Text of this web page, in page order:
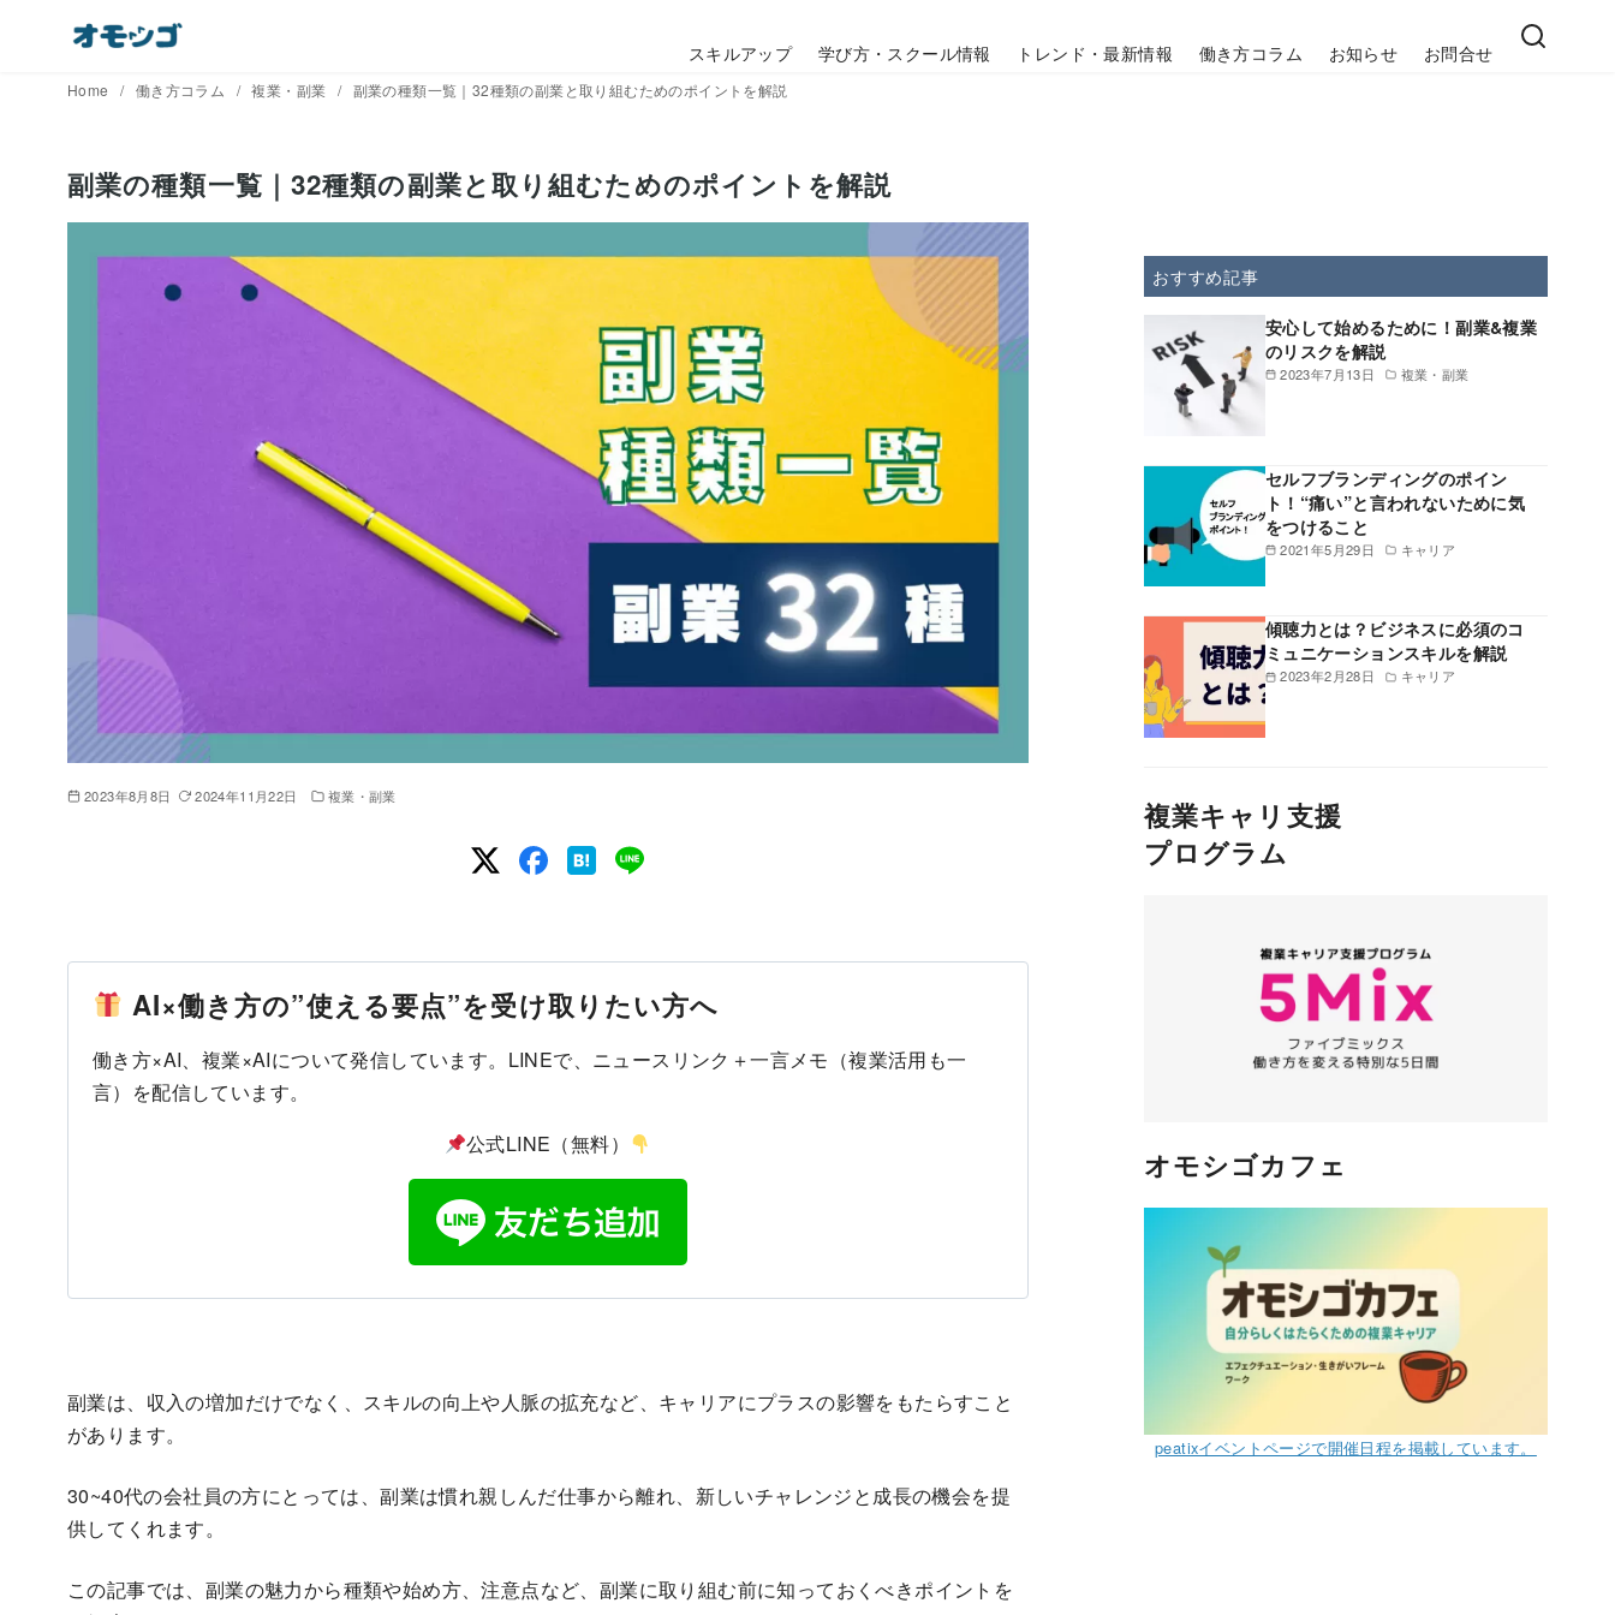
スキルアップ 学び方・スクール情報 トレンド・最新情報 働き方コラム お知らせ お問合せ
Home 働き方コラム 複業・副業 副業の種類一覧｜32種類の副業と取り組むためのポイントを解説
副業の種類一覧｜32種類の副業と取り組むためのポイントを解説
2023年8月8日 2024年11月22日 複業・副業
AI×働き方の”使える要点”を受け取りたい方へ
働き方×AI、複業×AIについて発信しています。LINEで、ニュースリンク＋一言メモ（複業活用も一
言）を配信しています。
公式LINE（無料）
副業は、収入の増加だけでなく、スキルの向上や人脈の拡充など、キャリアにプラスの影響をもたらすこと
があります。
30~40代の会社員の方にとっては、副業は慣れ親しんだ仕事から離れ、新しいチャレンジと成長の機会を提
供してくれます。
この記事では、副業の魅力から種類や始め方、注意点など、副業に取り組む前に知っておくべきポイントを
おすすめ記事
2023年7月13日 複業・副業
安心して始めるために！副業&複業
のリスクを解説
2021年5月29日 キャリア
セルフブランディングのポイン
ト！“痛い”と言われないために気
をつけること
2023年2月28日 キャリア
傾聴力とは？ビジネスに必須のコ
ミュニケーションスキルを解説
複業キャリ支援
プログラム
オモシゴカフェ
peatixイベントページで開催日程を掲載しています。